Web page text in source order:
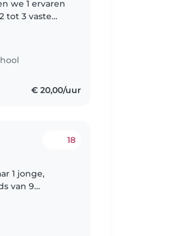
we 1 ervaren
tot 3 vaste
€ 20,00/uur
18
1 jonge,
van 9